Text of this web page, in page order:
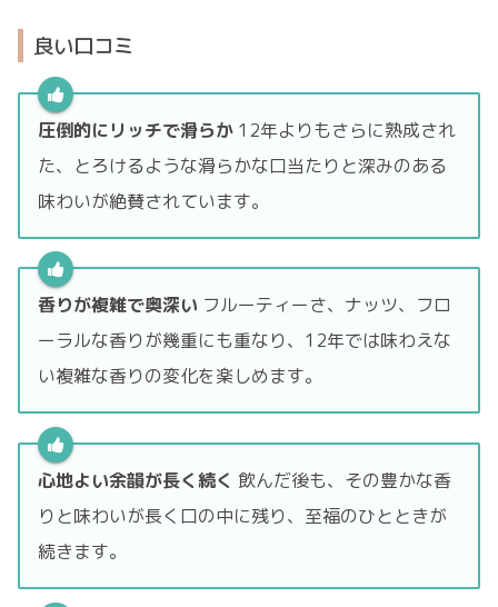
良い口コミ
圧倒的にリッチで滑らか 12年よりもさらに熟成され
た、とろけるような滑らかな口当たりと深みのある
味わいが絶賛されています。
香りが複雑で奥深い フルーティーさ、ナッツ、フロ
ーラルな香りが幾重にも重なり、12年では味わえな
い複雑な香りの変化を楽しめます。
心地よい余韻が長く続く 飲んだ後も、その豊かな香
りと味わいが長く口の中に残り、至福のひとときが
続きます。